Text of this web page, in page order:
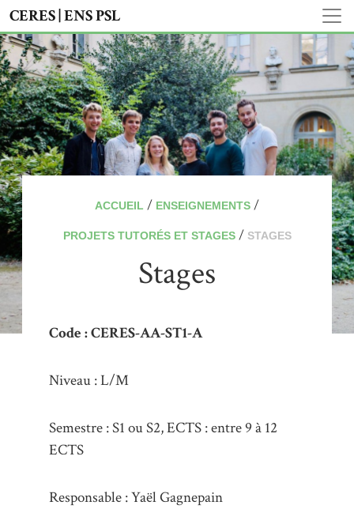
CERES | ENS PSL
ACCUEIL / ENSEIGNEMENTS /
PROJETS TUTORÉS ET STAGES/ STAGES
Stages
Code : CERES-AA-ST1-A
Niveau : L/M
Semestre : S1 ou S2, ECTS : entre 9 à 12
ECTS
Responsable : Yaël Gagnepain